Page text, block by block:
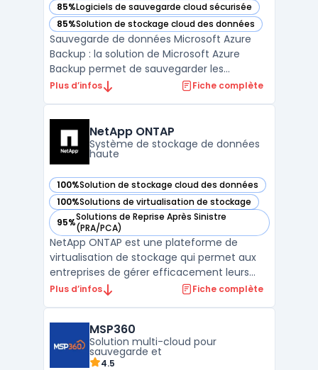
85%Logiciels de sauvegarde cloud sécurisée
— voir Microsoft Azure Backup dans cette catégorie
85%Solution de stockage cloud des données
— voir Microsoft Azure Backup dans cette catégorie
Sauvegarde de données Microsoft Azure
Backup : la solution de Microsoft Azure
Backup permet de sauvegarder les
données de vos serveurs locaux ou de vos
et de sauvegarde automatique, vous
pouvez récupérer rapidemen ...
Plus d’infos Fiche complète
NetApp ONTAP
Système de stockage de données
haute
100%Solution de stockage cloud des données
— voir NetApp ONTAP dans cette catégorie
100%Solutions de virtualisation de stockage
— voir NetApp ONTAP dans cette catégorie
95%Solutions de Reprise Après Sinistre
(PRA/PCA)
— voir NetApp ONTAP dans cette catégorie
NetApp ONTAP est une plateforme de
virtualisation de stockage qui permet aux
entreprises de gérer efficacement leurs
ressources de stockage. Grâce à sa
élevée et une scalabilité linéaire. La
plateforme prend en charg ...
Plus d’infos Fiche complète
MSP360
Solution multi-cloud pour
sauvegarde et
4.5